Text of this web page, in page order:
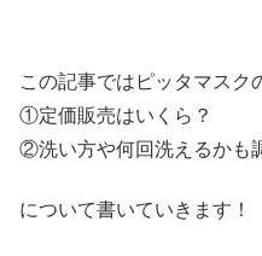
この記事ではピッタマスク
①定価販売はいくら？
②洗い方や何回洗えるかも
について書いていきます！